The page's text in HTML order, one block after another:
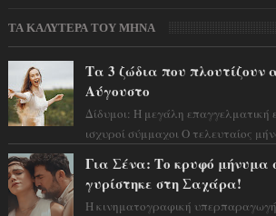
ΤΑ ΚΑΛΥΤΕΡΑ ΤΟΥ ΜΗΝΑ
Τα 3 ζώδια που πλουτίζουν
Αύγουστο
Δίδυμοι: Η μεγάλη επαγγελματική
ισχυροί σύμμαχοι Ο τελευταίος
Για Σένα: Το κρυφό μήνυμα
γυρίστηκε στη Σαχάρα!
Η κινηματογραφική